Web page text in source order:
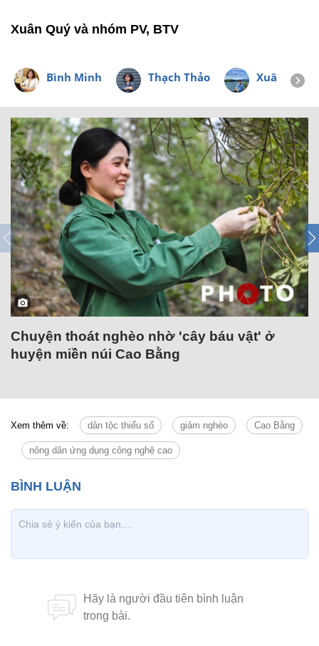
Xuân Quý và nhóm PV, BTV
Bình Minh Thạch Thảo Xuân Minh
Chuyện thoát nghèo nhờ 'cây báu vật' ở
huyện miền núi Cao Bằng
Xem thêm về: dân tộc thiểu số giảm nghèo Cao Bằng
nông dân ứng dụng công nghệ cao